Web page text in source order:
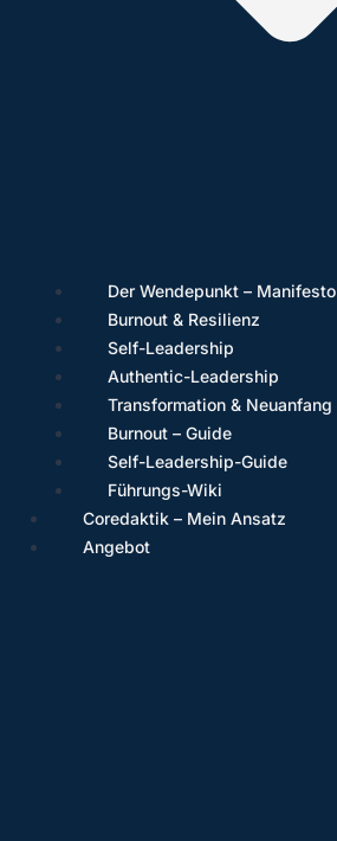
Der Wendepunkt – Manifesto
Burnout & Resilienz
Self-Leadership
Authentic-Leadership
Transformation & Neuanfang
Burnout – Guide
Self-Leadership-Guide
Führungs-Wiki
Coredaktik – Mein Ansatz
Angebot